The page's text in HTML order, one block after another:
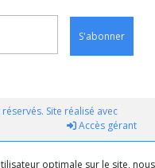
S'abonner
Site réalisé avec
Accès gérant
optimale sur le site, nous